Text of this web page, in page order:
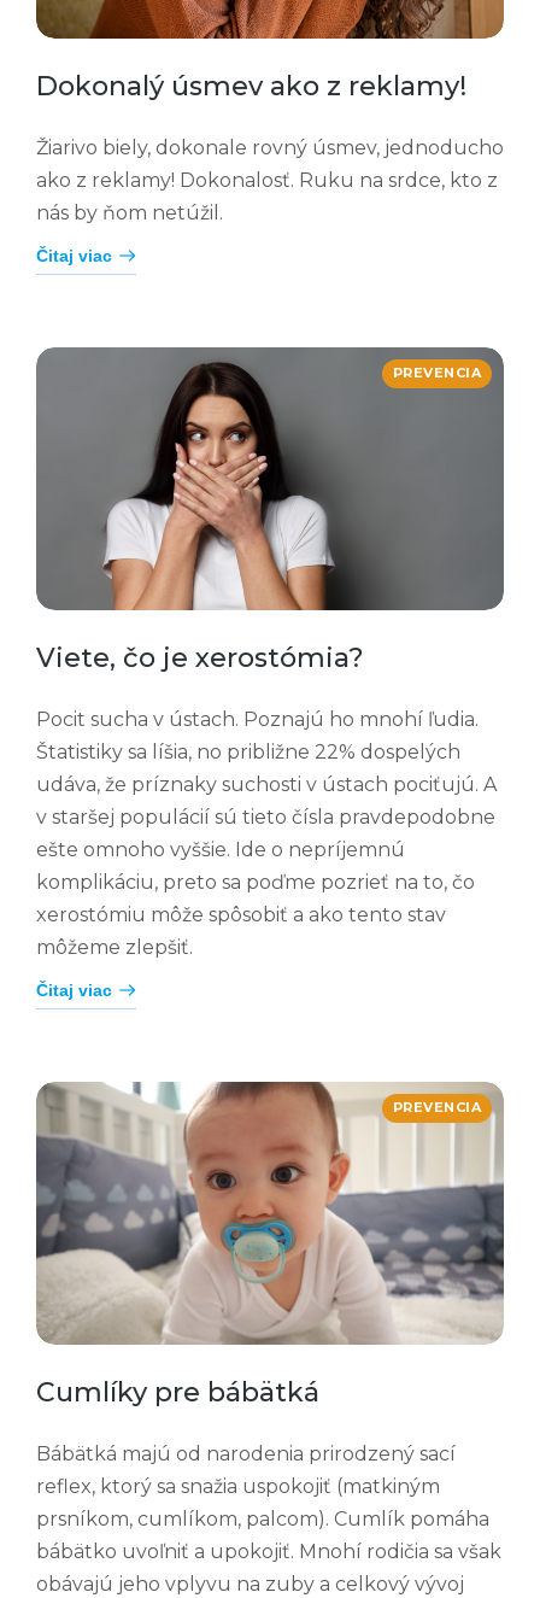
Dokonalý úsmev ako z reklamy!
Žiarivo biely, dokonale rovný úsmev, jednoducho
ako z reklamy! Dokonalosť. Ruku na srdce, kto z
nás by ňom netúžil.
Čitaj viac
PREVENCIA
Viete, čo je xerostómia?
Pocit sucha v ústach. Poznajú ho mnohí ľudia.
Štatistiky sa líšia, no približne 22% dospelých
udáva, že príznaky suchosti v ústach pociťujú. A
v staršej populácií sú tieto čísla pravdepodobne
ešte omnoho vyššie. Ide o nepríjemnú
komplikáciu, preto sa poďme pozrieť na to, čo
xerostómiu môže spôsobiť a ako tento stav
môžeme zlepšiť.
Čitaj viac
PREVENCIA
Cumlíky pre bábätká
Bábätká majú od narodenia prirodzený sací
reflex, ktorý sa snažia uspokojiť (matkiným
prsníkom, cumlíkom, palcom). Cumlík pomáha
bábätko uvoľniť a upokojiť. Mnohí rodičia sa však
obávajú jeho vplyvu na zuby a celkový vývoj